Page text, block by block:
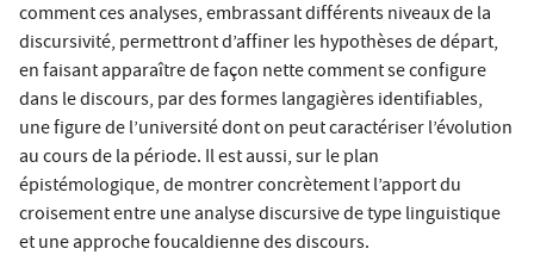
comment ces analyses, embrassant différents niveaux de la
discursivité, permettront d’affiner les hypothèses de départ,
en faisant apparaître de façon nette comment se configure
dans le discours, par des formes langagières identifiables,
une figure de l’université dont on peut caractériser l’évolution
au cours de la période. Il est aussi, sur le plan
épistémologique, de montrer concrètement l’apport du
croisement entre une analyse discursive de type linguistique
et une approche foucaldienne des discours.